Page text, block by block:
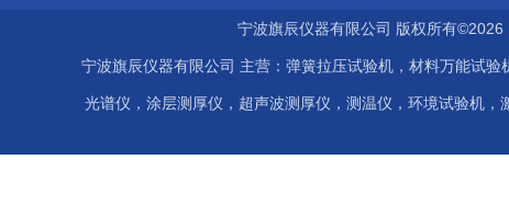
宁波旗辰仪器有限公司 版权所有
宁波旗辰仪器有限公司 主营：弹簧拉压试验机，材料万能试
光谱仪，涂层测厚仪，超声波测厚仪，测温仪，环境试验机